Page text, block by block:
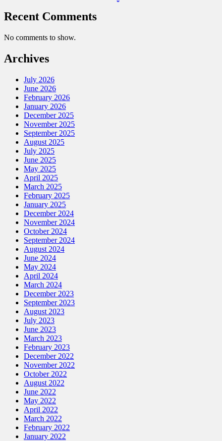
Recent Comments
No comments to show.
Archives
July 2026
June 2026
February 2026
January 2026
December 2025
November 2025
September 2025
August 2025
July 2025
June 2025
May 2025
April 2025
March 2025
February 2025
January 2025
December 2024
November 2024
October 2024
September 2024
August 2024
June 2024
May 2024
April 2024
March 2024
December 2023
September 2023
August 2023
July 2023
June 2023
March 2023
February 2023
December 2022
November 2022
October 2022
August 2022
June 2022
May 2022
April 2022
March 2022
February 2022
January 2022